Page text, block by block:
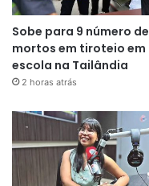
Sobe para 9 número de
mortos em tiroteio em
escola na Tailândia
2 horas atrás